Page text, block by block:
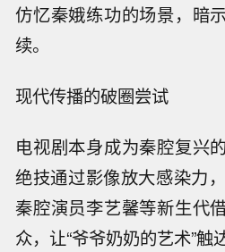
仿忆秦娥练功的场景，暗
续。
现代传播的破圈尝试
电视剧本身成为秦腔复兴
绝技通过影像放大感染力
秦腔演员李艺馨等新生代
众，让“爷爷奶奶的艺术”触